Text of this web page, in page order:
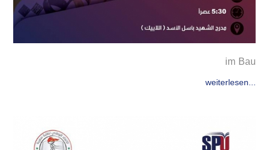
im Bau
weiterlesen...